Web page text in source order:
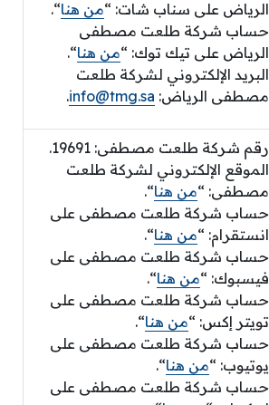
الرياض على سناب شات: “من هنا“.
حساب شركة طلعت مصطفى
الرياض على تيك توك: “من هنا“.
البريد الإلكتروني لشركة طلعت
مصطفى الرياض: info@tmg.sa
.
رقم شركة طلعت مصطفى: 19691.
الموقع الإلكتروني لشركة طلعت
مصطفى: “من هنا“.
حساب شركة طلعت مصطفى على
انستقرام: “من هنا“.
حساب شركة طلعت مصطفى على
فيسبوك: “من هنا“.
حساب شركة طلعت مصطفى على
تويتر إكس: “من هنا“.
حساب شركة طلعت مصطفى على
يوتيوب: “من هنا“.
حساب شركة طلعت مصطفى على